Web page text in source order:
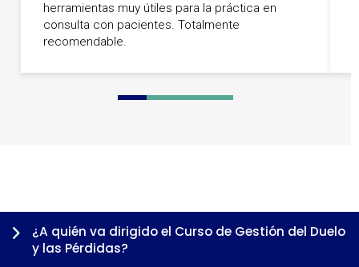
herramientas muy útiles para la práctica en
consulta con pacientes. Totalmente
recomendable.
0 1 2 3 4 5 6 7 8 9
¿A quién va dirigido el Curso de Gestión del Duelo
y las Pérdidas?